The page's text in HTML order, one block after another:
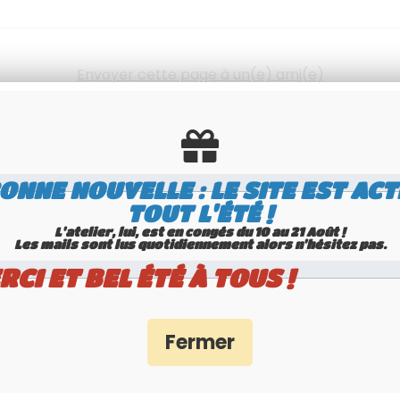
NOUVELLE : LE SITE EST
TOUT L'ÉTÉ !
L'atelier, lui, est en congés du 10 au 21 Août !
Les mails sont lus quotidiennement alors n'hésitez pas.
ET BEL ÉTÉ À TOUS !
Envoyer cette page à un(e) ami(e)